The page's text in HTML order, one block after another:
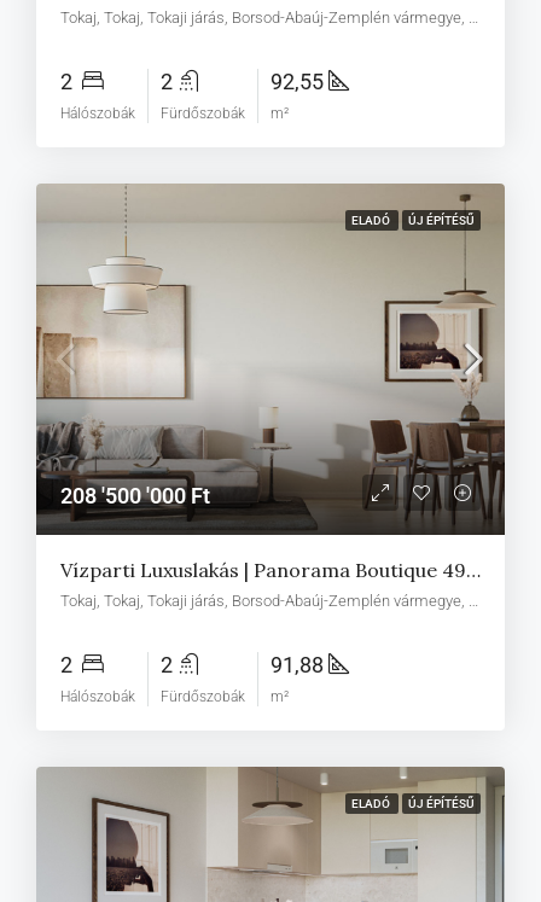
Tokaj, Tokaj, Tokaji járás, Borsod-Abaúj-Zemplén vármegye, Észak-Magyarország, Alföld és Észak, Magyarország
2
Hálószobák
2
Fürdőszobák
92,55
m²
ELADÓ ÚJ ÉPÍTÉSŰ
208 '500 '000 Ft
Vízparti Luxuslakás | Panorama Boutique 49 D1
Tokaj, Tokaj, Tokaji járás, Borsod-Abaúj-Zemplén vármegye, Észak-Magyarország, Alföld és Észak, Magyarország
2
Hálószobák
2
Fürdőszobák
91,88
m²
ELADÓ ÚJ ÉPÍTÉSŰ